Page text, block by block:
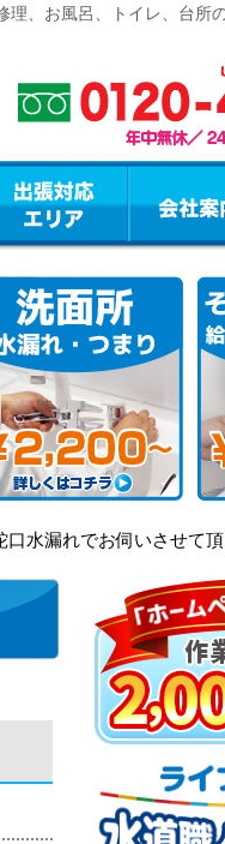
、お風呂、トイレ、台所
水漏れでお伺いさせて頂